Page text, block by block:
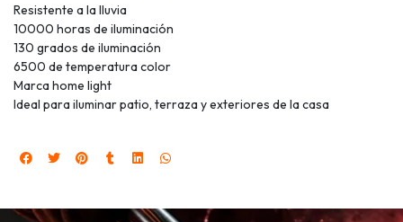
Resistente a la lluvia
10000 horas de iluminación
130 grados de iluminación
6500 de temperatura color
Marca home light
Ideal para iluminar patio, terraza y exteriores de la casa